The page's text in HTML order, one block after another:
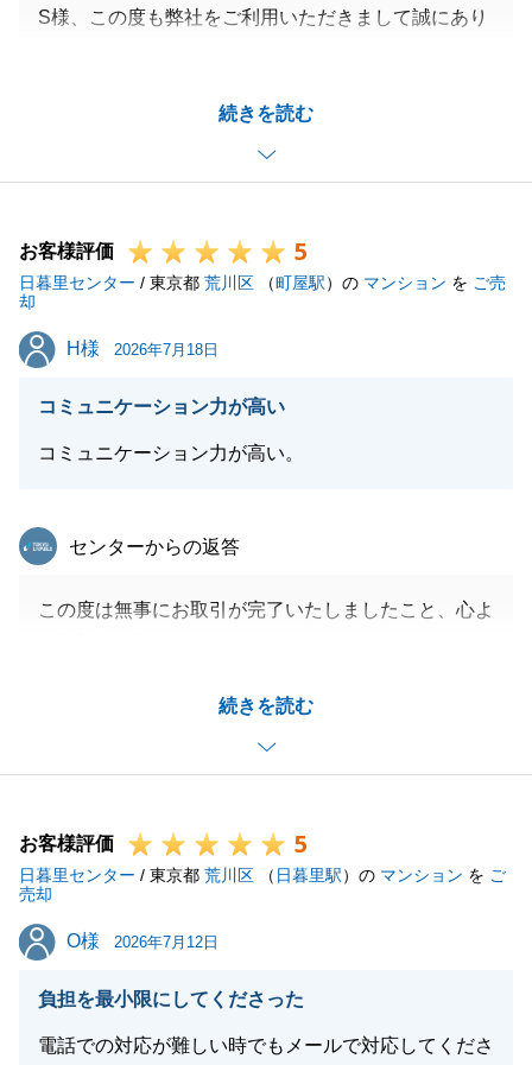
お声がけくださいませ。
閉じる
続きを読む
S様、この度も弊社をご利用いただきまして誠にあり
た」というこの上ないお褒めの言葉を頂戴し、身に余
不動産に関することに限らず、何か気になることやお
さい。
この度は誠にありがとうございました。
お客様評価 5
日暮里センター / 東京都 荒川区 （町屋駅）の マンション を ご売
却
H様
H様 2026年7月18日
コミュニケーション力が高い
コミュニケーション力が高い。
続きを読む
東急リバブル
センターからの返答
この度は無事にお取引が完了いたしましたこと、心よ
安心して進めることができました。
また、私の対応についても身に余る温かいお言葉をい
ただき、大変光栄に思っております。
ションを心がけてまいります。
また何かお力になれることがございましたら、いつで
もお気軽にお声がけくださいませ。
閉じる
お客様評価 5
日暮里センター / 東京都 荒川区 （ 日暮里駅）の マンション を ご
売却
O様
O様 2026年7月12日
負担を最小限にしてくださった
電話での対応が難しい時でもメールで対応してくださ